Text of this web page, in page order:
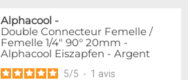
Alphacool -
Double Connecteur Femelle /
Femelle 1/4" 90° 20mm -
Alphacool Eiszapfen - Argent
5/5 - 1 avis